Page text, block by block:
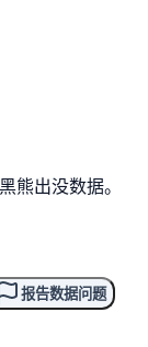
熊出没数据。
报告数据问题